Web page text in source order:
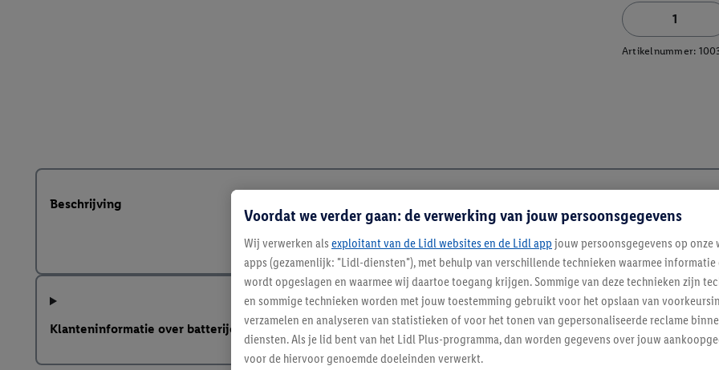
Artikelnummer:
Beschrijving
Klanteninformatie over batterijen Europese Batterijenverordening
Voordat we verder gaan: de verwerking van jouw persoonsgegevens
Wij verwerken als exploitant van de Lidl websites en de Lidl app jouw persoonsgegevens op onze
apps (gezamenlijk: "Lidl-diensten"), met behulp van verschillende technieken waarmee
wordt opgeslagen en waarmee wij daartoe toegang krijgen. Sommige van deze technieken zijn
en sommige technieken worden met jouw toestemming gebruikt voor het opslaan van
verzamelen en analyseren van statistieken of voor het tonen van gepersonaliseerde reclame
diensten. Als je lid bent van het Lidl Plus-programma, dan worden gegevens over jouw
voor de hiervoor genoemde doeleinden verwerkt.